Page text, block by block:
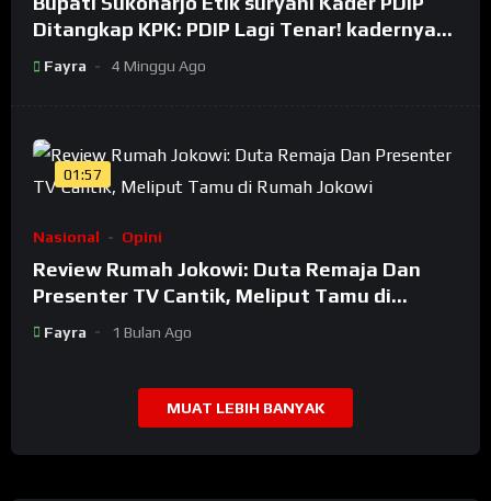
Ditangkap KPK: PDIP Lagi Tenar! kadernya
Banyak Jadi Maling
Fayra 4 Minggu Ago
01:57
Nasional Opini
Review Rumah Jokowi: Duta Remaja Dan
Presenter TV Cantik, Meliput Tamu di
Rumah Jokowi
Fayra 1 Bulan Ago
MUAT LEBIH BANYAK